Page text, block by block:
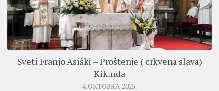
Sveti Franjo Asiški – Proštenje ( crkvena slava)
Kikinda
4. OKTOBRA 2025.